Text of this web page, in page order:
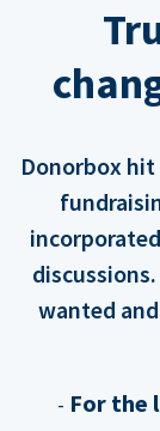
Donorbox
wanted
- For the